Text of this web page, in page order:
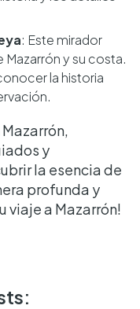
: Este mirador
y su costa.
la historia
y
la esencia de
profunda y
viaje a Mazarrón!